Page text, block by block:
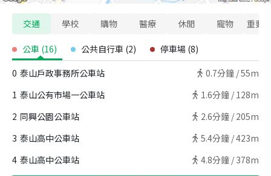
交通 學校 購物 醫療 休閒 寵物 重要
公車 (16) 公共自行車 (2) 停車場 (8)
0 泰山戶政事務所公車站 0.7分鐘 /55m
1 泰山公有市場一公車站 1.6分鐘 / 128m
2 同興公園公車站 2.6分鐘 / 205m
3 泰山高中公車站 5.4分鐘 /423m
4 泰山高中公車站 4.8分鐘 / 378m